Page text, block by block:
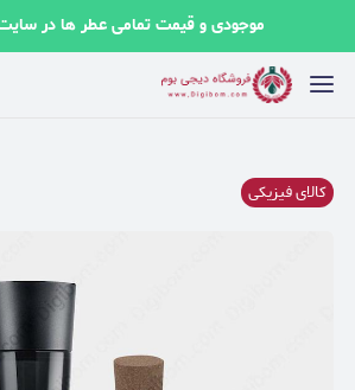
موجودی و قیمت تمامی عطر ها در
کالای فیزیکی